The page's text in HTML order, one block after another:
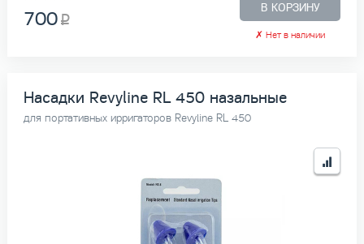
В КОРЗИНУ
✗ Нет в наличии
700
Насадки Revyline RL 450 назальные
для портативных ирригаторов Revyline RL 450